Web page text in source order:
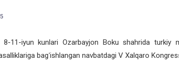
iyun kunlari Ozarbayjon Boku shahrida turkiy
bagʻishlangan navbatdagi V Xalqaro